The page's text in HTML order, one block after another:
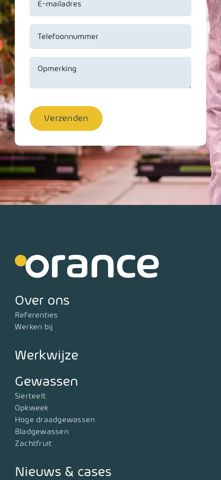
Verzenden
Over ons
Referenties
Werken bij
Werkwijze
Gewassen
Sierteelt
Opkweek
Hoge draadgewassen
Bladgewassen
Zachtfruit
Nieuws & cases